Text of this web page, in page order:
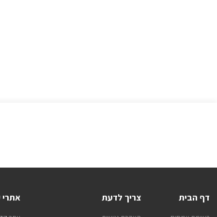
דף הבית צריך לדעת